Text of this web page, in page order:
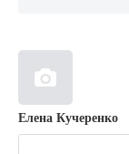
Елена Кучеренко